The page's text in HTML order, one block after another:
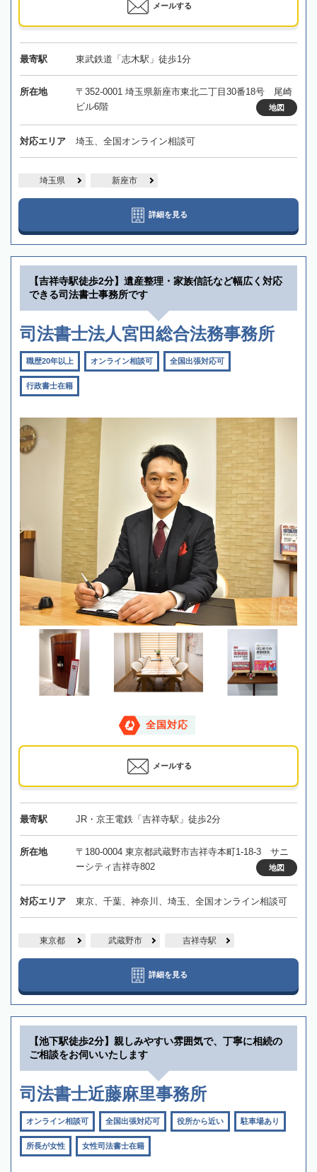
メールする
最寄駅 東武鉄道「志木駅」徒歩1分
所在地
〒352-0001 埼玉県新座市東北二丁目30番18号 尾崎
ビル6階
地図
対応エリア 埼玉、全国オンライン相談可
埼玉県 新座市
詳細を見る
【吉祥寺駅徒歩2分】遺産整理・家族信託など幅広く対応
できる司法書士事務所です
司法書士法人宮田総合法務事務所
職歴20年以上 オンライン相談可 全国出張対応可
行政書士在籍
全国対応
メールする
最寄駅 JR・京王電鉄「吉祥寺駅」徒歩2分
所在地
〒180-0004 東京都武蔵野市吉祥寺本町1-18-3 サニ
ーシティ吉祥寺802
地図
対応エリア 東京、千葉、神奈川、埼玉、全国オンライン相談可
東京都 武蔵野市 吉祥寺駅
詳細を見る
【池下駅徒歩2分】親しみやすい雰囲気で、丁寧に相続の
ご相談をお伺いいたします
司法書士近藤麻里事務所
オンライン相談可 全国出張対応可 役所から近い 駐車場あり
所長が女性 女性司法書士在籍